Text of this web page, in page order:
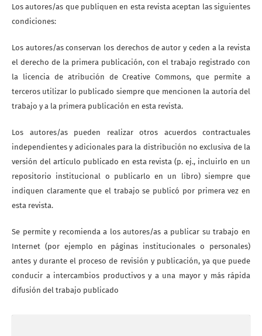
Los autores/as que publiquen en esta revista aceptan las siguientes
condiciones:
Los autores/as conservan los derechos de autor y ceden a la revista
el derecho de la primera publicación, con el trabajo registrado con
la licencia de atribución de Creative Commons, que permite a
terceros utilizar lo publicado siempre que mencionen la autoría del
trabajo y a la primera publicación en esta revista.
Los autores/as pueden realizar otros acuerdos contractuales
independientes y adicionales para la distribución no exclusiva de la
versión del artículo publicado en esta revista (p. ej., incluirlo en un
repositorio institucional o publicarlo en un libro) siempre que
indiquen claramente que el trabajo se publicó por primera vez en
esta revista.
Se permite y recomienda a los autores/as a publicar su trabajo en
Internet (por ejemplo en páginas institucionales o personales)
antes y durante el proceso de revisión y publicación, ya que puede
conducir a intercambios productivos y a una mayor y más rápida
difusión del trabajo publicado